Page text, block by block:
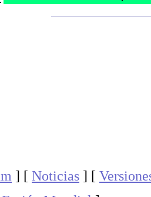
] [ Noticias ] [